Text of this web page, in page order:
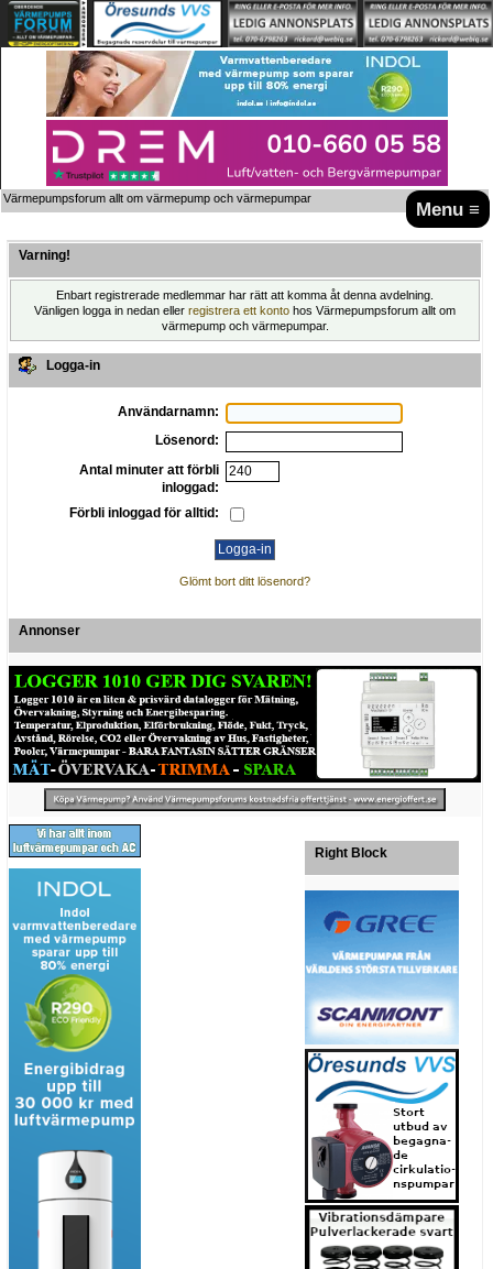
Menu ≡
Värmepumpsforum allt om värmepump och värmepumpar
Varning!
Enbart registrerade medlemmar har rätt att komma åt denna avdelning.
Vänligen logga in nedan eller registrera ett konto hos Värmepumpsforum allt om
värmepump och värmepumpar.
Logga-in
Användarnamn:
Lösenord:
Antal minuter att förbli
inloggad:
Förbli inloggad för alltid:
Glömt bort ditt lösenord?
Annonser
Right Block